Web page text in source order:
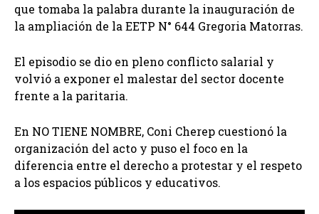
que tomaba la palabra durante la inauguración de
la ampliación de la EETP N° 644 Gregoria Matorras.
El episodio se dio en pleno conflicto salarial y
volvió a exponer el malestar del sector docente
frente a la paritaria.
En NO TIENE NOMBRE, Coni Cherep cuestionó la
organización del acto y puso el foco en la
diferencia entre el derecho a protestar y el respeto
a los espacios públicos y educativos.